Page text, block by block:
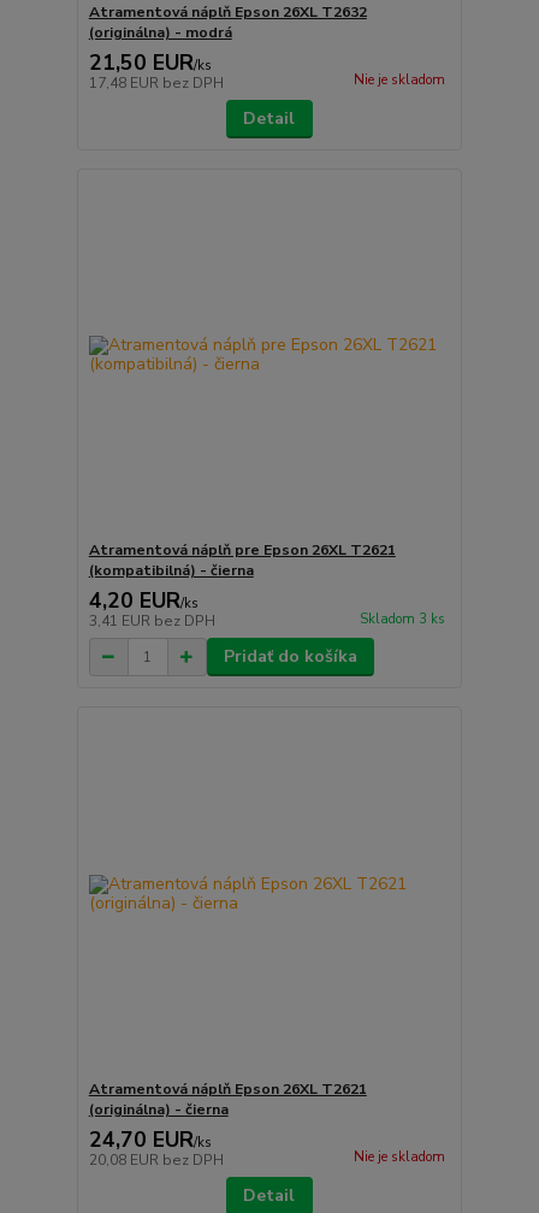
Atramentová náplň Epson 26XL T2632
(originálna) - modrá
21,50 EUR/ks
17,48 EUR bez DPH Nie je skladom
Detail
Atramentová náplň pre Epson 26XL T2621
(kompatibilná) - čierna
4,20 EUR/ks
3,41 EUR bez DPH Skladom 3 ks
Pridať do košíka
Atramentová náplň Epson 26XL T2621
(originálna) - čierna
24,70 EUR/ks
20,08 EUR bez DPH Nie je skladom
Detail